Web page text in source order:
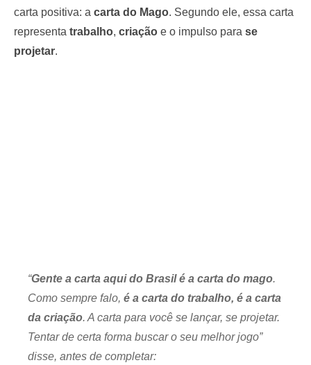
carta positiva: a carta do Mago. Segundo ele, essa carta
representa trabalho, criação e o impulso para se
projetar.
“Gente a carta aqui do Brasil é a carta do mago.
Como sempre falo, é a carta do trabalho, é a carta
da criação. A carta para você se lançar, se projetar.
Tentar de certa forma buscar o seu melhor jogo”
disse, antes de completar: